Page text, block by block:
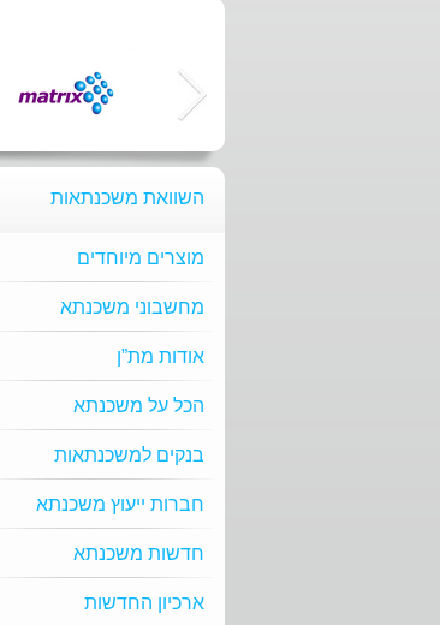
השוואת משכנתאות
מוצרים מיוחדים
מחשבוני משכנתא
אודות מת”ן
הכל על משכנתא
בנקים למשכנתאות
חברות ייעוץ משכנתא
חדשות משכנתא
ארכיון החדשות